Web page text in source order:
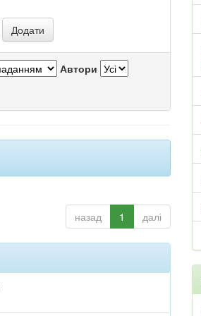
Автори
назад 1 далі